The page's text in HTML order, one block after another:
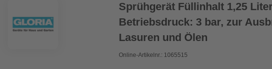
Sprühgerät Füllinhalt 1,25
Betriebsdruck: 3 bar, zur
Lasuren und Ölen
Online-Artikelnr.: 1065515